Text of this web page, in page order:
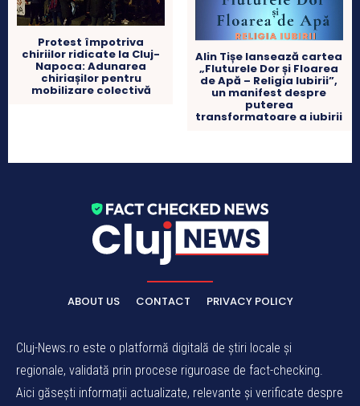
Protest împotriva
chiriilor ridicate la Cluj-
Napoca: Adunarea
chiriașilor pentru
mobilizare colectivă
Alin Tișe lansează cartea
„Fluturele Dor și Floarea
de Apă – Religia Iubirii”,
un manifest despre
puterea
transformatoare a iubirii
ABOUT US CONTACT PRIVACY POLICY
Cluj-News.ro este o platformă digitală de știri locale și
regionale, validată prin procese riguroase de fact-checking.
Aici găsești informații actualizate, relevante și verificate despre